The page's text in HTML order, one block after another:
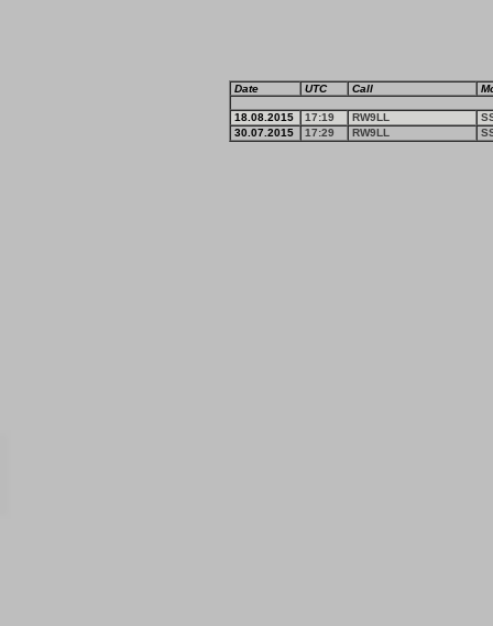
Date UTC Call
18.08.2015 17:19 RW9LL
30.07.2015
17:29 RW9LL